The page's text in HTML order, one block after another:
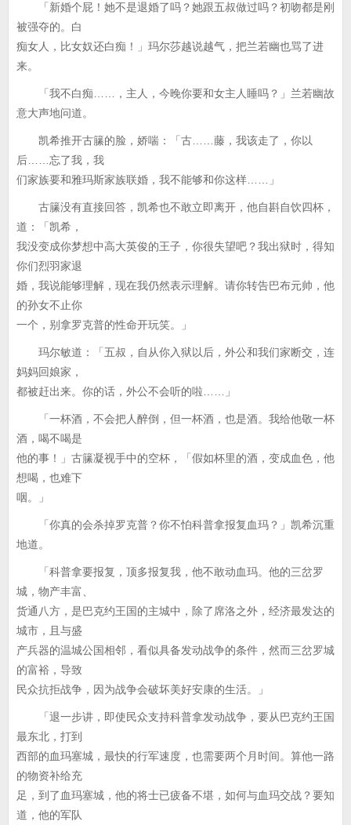
「新婚个屁！她不是退婚了吗？她跟五叔做过吗？初吻都是刚
被强夺的。白
痴女人，比女奴还白痴！」玛尔莎越说越气，把兰若幽也骂了进
来。
「我不白痴……，主人，今晚你要和女主人睡吗？」兰若幽故
意大声地问道。
凯希推开古籘的脸，娇喘：「古……藤，我该走了，你以
后……忘了我，我
们家族要和雅玛斯家族联婚，我不能够和你这样……」
古籘没有直接回答，凯希也不敢立即离开，他自斟自饮四杯，
道：「凯希，
我没变成你梦想中高大英俊的王子，你很失望吧？我出狱时，得知
你们烈羽家退
婚，我说能够理解，现在我仍然表示理解。请你转告巴布元帅，他
的孙女不止你
一个，别拿罗克普的性命开玩笑。」
玛尔敏道：「五叔，自从你入狱以后，外公和我们家断交，连
妈妈回娘家，
都被赶出来。你的话，外公不会听的啦……」
「一杯酒，不会把人醉倒，但一杯酒，也是酒。我给他敬一杯
酒，喝不喝是
他的事！」古籘凝视手中的空杯，「假如杯里的酒，变成血色，他
想喝，也难下
咽。」
「你真的会杀掉罗克普？你不怕科普拿报复血玛？」凯希沉重
地道。
「科普拿要报复，顶多报复我，他不敢动血玛。他的三岔罗
城，物产丰富、
货通八方，是巴克约王国的主城中，除了席洛之外，经济最发达的
城市，且与盛
产兵器的温城公国相邻，看似具备发动战争的条件，然而三岔罗城
的富裕，导致
民众抗拒战争，因为战争会破坏美好安康的生活。」
「退一步讲，即使民众支持科普拿发动战争，要从巴克约王国
最东北，打到
西部的血玛塞城，最快的行军速度，也需要两个月时间。算他一路
的物资补给充
足，到了血玛塞城，他的将士已疲备不堪，如何与血玛交战？要知
道，他的军队